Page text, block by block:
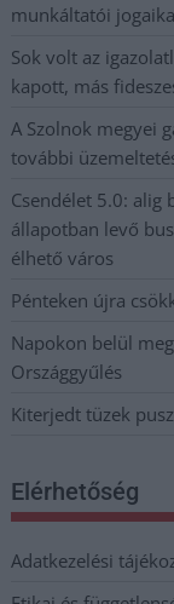
munkáltatói
Sok volt az
kapott, más
A Szolnok megyei
további
Csendélet 5.0: alig
állapotban levő
élhető város
Pénteken újra
Napokon belül
Országgyűlés
Kiterjedt tüzek
Elérhetőség
Adatkezelési